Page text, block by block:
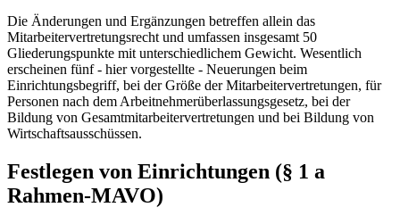
Die Änderungen und Ergänzungen betreffen allein das
Mitarbeitervertretungsrecht und umfassen insgesamt 50
Gliederungspunkte mit unterschiedlichem Gewicht. Wesentlich
erscheinen fünf - hier vorgestellte - Neuerungen beim
Einrichtungsbegriff, bei der Größe der Mitarbeitervertretungen, für
Personen nach dem Arbeitnehmerüberlassungsgesetz, bei der
Bildung von Gesamtmitarbeitervertretungen und bei Bildung von
Wirtschaftsausschüssen.
Festlegen von Einrichtungen (§ 1 a
Rahmen-MAVO)